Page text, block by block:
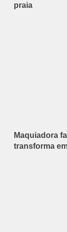
praia
Maquiadora
transforma